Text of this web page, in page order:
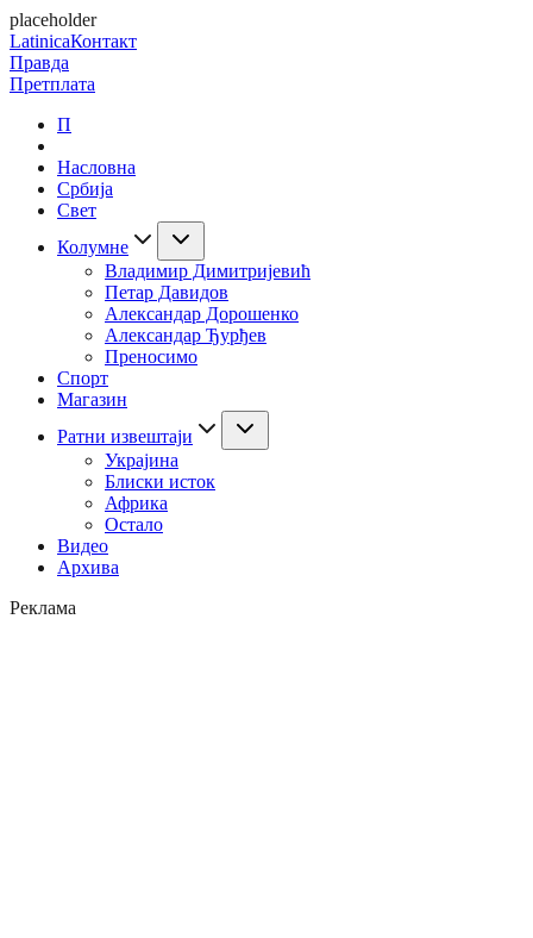
placeholder
LatinicaКонтакт
Правда
Претплата
П
Насловна
Србија
Свет
Колумне
Владимир Димитријевић
Петар Давидов
Александар Дорошенко
Александар Ђурђев
Преносимо
Спорт
Магазин
Ратни извештаји
Украјина
Блиски исток
Африка
Остало
Видео
Архива
Реклама